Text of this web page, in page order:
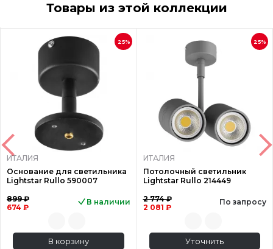
Товары из этой коллекции
25%
ИТАЛИЯ
Основание для светильника
Lightstar Rullo 590007
899 ₽
674 ₽
В наличии
В корзину
25%
ИТАЛИЯ
Потолочный светильник
Lightstar Rullo 214449
2 774 ₽
2 081 ₽
По запросу
Уточнить